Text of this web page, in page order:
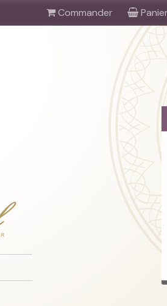
Commander Panier